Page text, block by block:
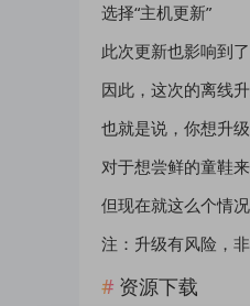
选择“主机更新”
此次更新也影响到
因此，这次的离线
也就是说，你想升
对于想尝鲜的童鞋
但现在就这么个情
注：升级有风险，
资源下载